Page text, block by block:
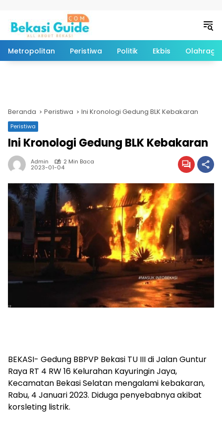
Metropolitan Peristiwa Politik Ekbis Olahraga
Beranda Peristiwa Ini Kronologi Gedung BLK Kebakaran
Peristiwa
Ini Kronologi Gedung BLK Kebakaran
Admin 2 Min Baca
2023-01-04
BEKASI- Gedung BBPVP Bekasi TU III di Jalan Guntur
Raya RT 4 RW 16 Kelurahan Kayuringin Jaya,
Kecamatan Bekasi Selatan mengalami kebakaran,
Rabu, 4 Januari 2023. Diduga penyebabnya akibat
korsleting listrik.